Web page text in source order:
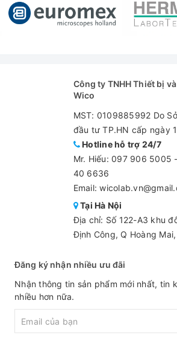
khuẩn
Công ty TNHH Thiết bị
Wico
MST: 0109885992 Do
đầu tư TP.HN cấp ngày
Hotline hỗ trợ 24/7
Mr. Hiếu: 097 906 5005 -
40 6636
Email:
Tại Hà Nội
Địa chỉ: Số 122-A3 khu
Định Công, Q Hoàng
Đăng ký nhận nhiều ưu đãi
Nhận thông tin sản phẩm mới nhất, tin
nhiều hơn nữa.